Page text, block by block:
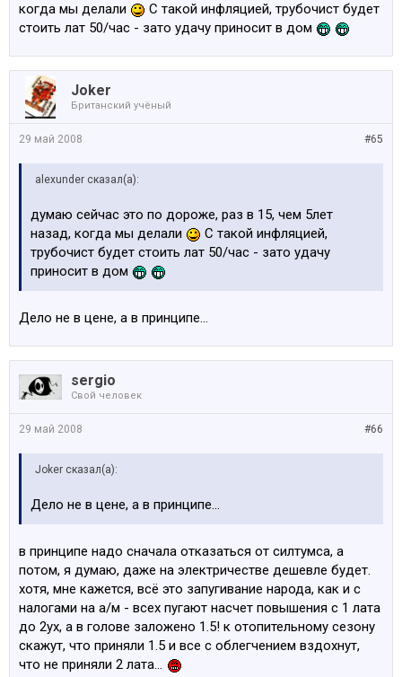
когда мы делали
С такой инфляцией, трубочист будет
стоить лат 50/час - зато удачу приносит в дом
Joker
Британский учёный
#65
29 май 2008
alexunder сказал(а):
думаю сейчас это по дороже, раз в 15, чем 5лет
назад, когда мы делали
С такой инфляцией,
трубочист будет стоить лат 50/час - зато удачу
приносит в дом
Дело не в цене, а в принципе...
sergio
Свой человек
#66
29 май 2008
Joker сказал(а):
Дело не в цене, а в принципе...
в принципе надо сначала отказаться от силтумса, а
потом, я думаю, даже на электричестве дешевле будет.
хотя, мне кажется, всё это запугивание народа, как и с
налогами на а/м - всех пугают насчет повышения с 1 лата
до 2ух, а в голове заложено 1.5! к отопительному сезону
скажут, что приняли 1.5 и все с облегчением вздохнут,
что не приняли 2 лата...